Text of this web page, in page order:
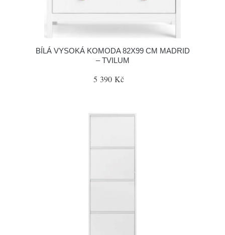
BÍLÁ VYSOKÁ KOMODA 82X99 CM MADRID
– TVILUM
5 390 Kč